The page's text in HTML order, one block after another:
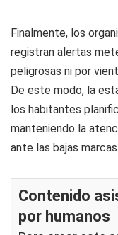
Finalmente, los
registran alertas
peligrosas ni por
De este modo, la
los habitantes
manteniendo la
ante las bajas
Contenido
por humanos